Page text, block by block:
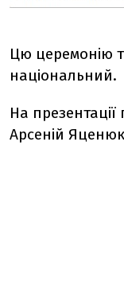
Цю церемонію
національний.
На
Арсеній